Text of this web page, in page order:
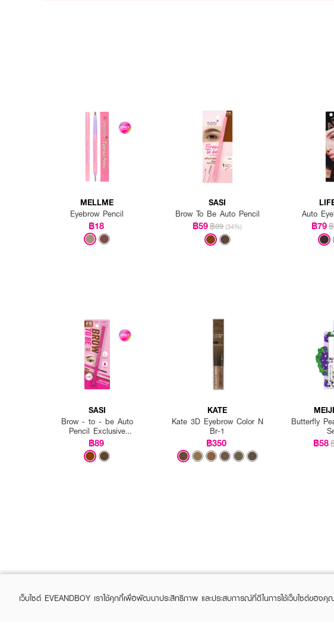
MELLME
Eyebrow Pencil
฿18
SASI
Brow To Be Auto Pencil
฿59฿89 (34%)
Auto
฿79
SASI
Brow - to - be Auto
Pencil Exclusive
EVEANDBOY
฿89
KATE
Kate 3D Eyebrow Color N
Br-1
฿350
Butterfly
฿58
เว็บไซต์ EVEANDBOY เราใช้คุกกี้เพื่อพัฒนาประสิทธิภาพ และประสบการณ์ที่ดีในการใช้เว็บไซต์ของ